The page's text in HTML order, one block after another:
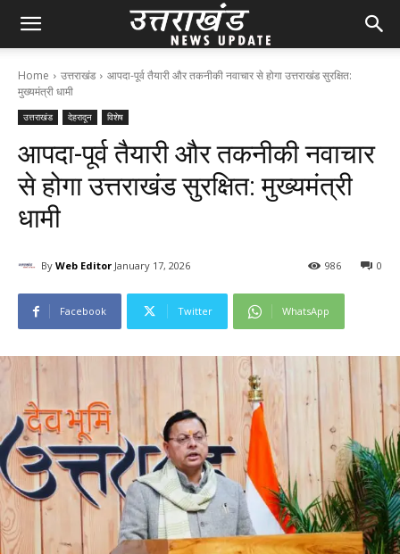
Home उत्तराखंड
आपदा-पूर्व तैयारी और तकनीकी नवाचार से होगा उत्तराखंड सुरक्षित:
मुख्यमंत्री धामी
उत्तराखंड देहरादून विशेष
आपदा-पूर्व तैयारी और तकनीकी नवाचार
से होगा उत्तराखंड सुरक्षित: मुख्यमंत्री
धामी
By Web Editor January 17, 2026 0
986
Facebook Twitter WhatsApp